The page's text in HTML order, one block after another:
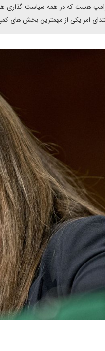
هست که در همه سیاست گذاری
امر یکی از مهمترین بخش های